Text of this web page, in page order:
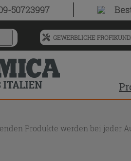
50723997
Menü
vorgeschlagenen
Siteinhalt
und
Suchprotokoll
GEWERBLICHE
Produkte werden bei jeder